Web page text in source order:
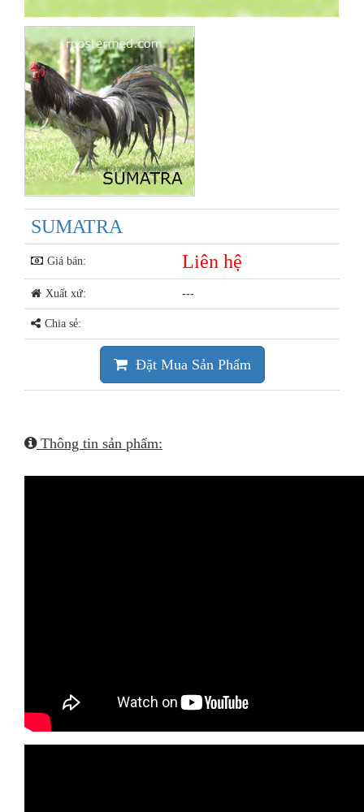
SUMATRA
Giá bán: Liên hệ
Xuất xứ: ---
Chia sẻ:
Đặt Mua Sản Phẩm
Thông tin sản phẩm: